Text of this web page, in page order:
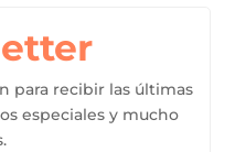
para recibir las últimas
especiales y mucho